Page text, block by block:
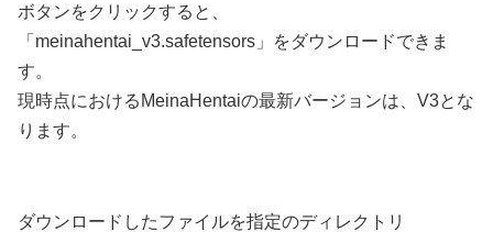
ボタンをクリックすると、
「meinahentai_v3.safetensors」をダウンロードできま
す。
現時点におけるMeinaHentaiの最新バージョンは、V3とな
ります。
ダウンロードしたファイルを指定のディレクトリ